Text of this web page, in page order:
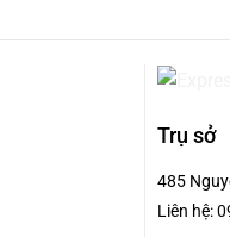
Trụ sở
485
Liên hệ: